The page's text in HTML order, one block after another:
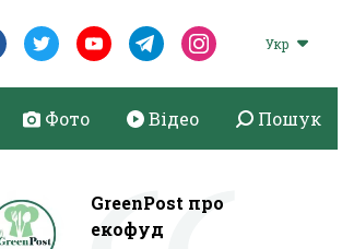
Укр
Фото Відео Пошук
GreenPost про
екофуд